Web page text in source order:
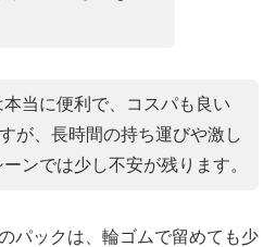
当に便利で、コスパも良い
が、長時間の持ち運びや激し
ンでは少し不安が残ります。
パックは、輪ゴムで留めても少